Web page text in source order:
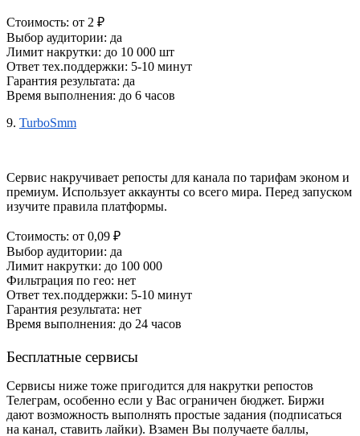
Стоимость: от 2 ₽
Выбор аудитории: да
Лимит накрутки: до 10 000 шт
Ответ тех.поддержки: 5-10 минут
Гарантия результата: да
Время выполнения: до 6 часов
9. TurboSmm
Сервис накручивает репосты для канала по тарифам эконом и
премиум. Использует аккаунты со всего мира. Перед запуском
изучите правила платформы.
Стоимость: от 0,09 ₽
Выбор аудитории: да
Лимит накрутки: до 100 000
Фильтрация по гео: нет
Ответ тех.поддержки: 5-10 минут
Гарантия результата: нет
Время выполнения: до 24 часов
Бесплатные сервисы
Сервисы ниже тоже пригодится для накрутки репостов
Телеграм, особенно если у Вас ограничен бюджет. Биржи
дают возможность выполнять простые задания (подписаться
на канал, ставить лайки). Взамен Вы получаете баллы,